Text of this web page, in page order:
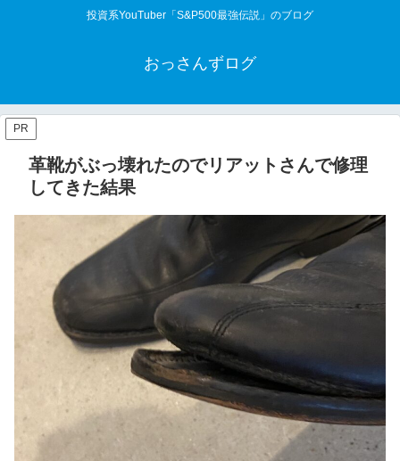
投資系YouTuber「S&P500最強伝説」のブログ
おっさんずログ
PR
革靴がぶっ壊れたのでリアットさんで修理
してきた結果